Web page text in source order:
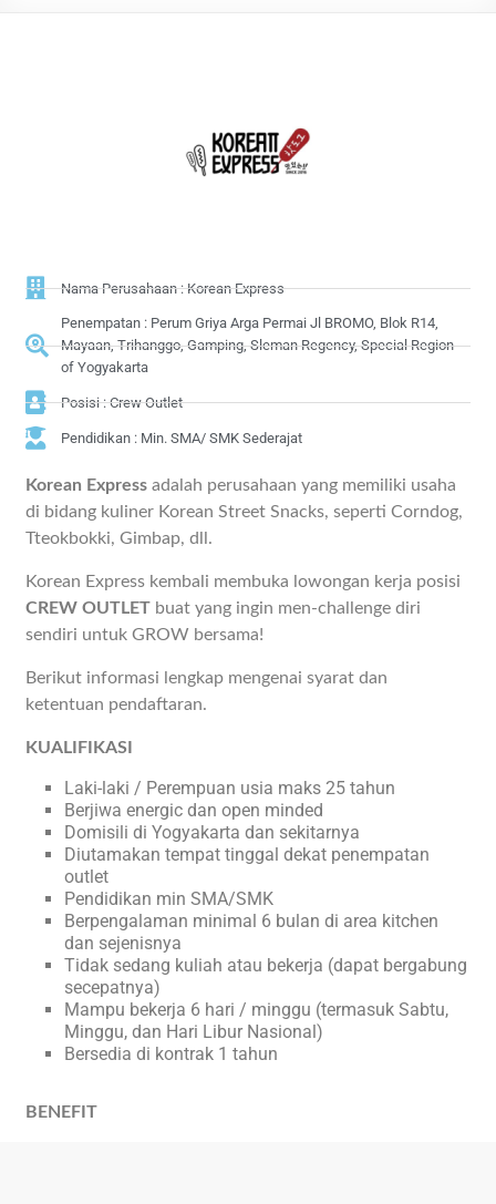
Nama Perusahaan : Korean Express
Penempatan : Perum Griya Arga Permai Jl BROMO, Blok R14,
Mayaan, Trihanggo, Gamping, Sleman Regency, Special Region
of Yogyakarta
Posisi : Crew Outlet
Pendidikan : Min. SMA/ SMK Sederajat
Korean Express adalah perusahaan yang memiliki usaha
di bidang kuliner Korean Street Snacks, seperti Corndog,
Tteokbokki, Gimbap, dll.
Korean Express kembali membuka lowongan kerja posisi
CREW OUTLET buat yang ingin men-challenge diri
sendiri untuk GROW bersama!
Berikut informasi lengkap mengenai syarat dan
ketentuan pendaftaran.
KUALIFIKASI
Laki-laki / Perempuan usia maks 25 tahun
Berjiwa energic dan open minded
Domisili di Yogyakarta dan sekitarnya
Diutamakan tempat tinggal dekat penempatan
outlet
Pendidikan min SMA/SMK
Berpengalaman minimal 6 bulan di area kitchen
dan sejenisnya
Tidak sedang kuliah atau bekerja (dapat bergabung
secepatnya)
Mampu bekerja 6 hari / minggu (termasuk Sabtu,
Minggu, dan Hari Libur Nasional)
Bersedia di kontrak 1 tahun
BENEFIT